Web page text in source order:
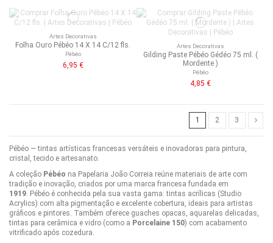
Artes Decorativas
Folha Ouro Pébéo 14 X 14 C/12 fls.
Pébéo
6,95 €
Artes Decorativas
Gilding Paste Pébéo Gédéo 75 ml. (
Mordente )
Pébéo
4,85 €
1 2 3
Pébéo — tintas artísticas francesas versáteis e inovadoras para pintura,
cristal, tecido e artesanato.
A coleção Pébéo na Papelaria João Correia reúne materiais de arte com
tradição e inovação, criados por uma marca francesa fundada em
1919 Pébéo é conhecida pela sua vasta gama: tintas acrílicas (Studio
Acrylics) com alta pigmentação e excelente cobertura, ideais para artistas
gráficos e pintores. Também oferece guaches opacas, aquarelas delicadas,
tintas para cerâmica e vidro (como a Porcelaine 150) com acabamento
vitrificado após cozedura.